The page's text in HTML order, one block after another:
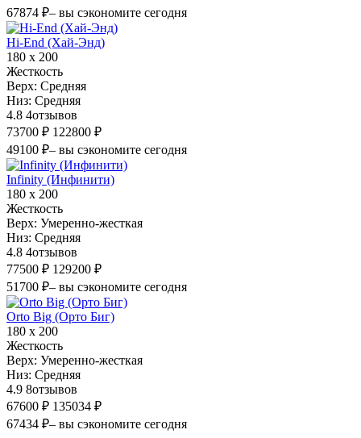
67874 ₽– вы сэкономите сегодня
Hi-End (Хай-Энд)
180 х 200
Жесткость
Верх: Средняя
Низ: Средняя
4.8 4отзывов
73700 ₽ 122800 ₽
49100 ₽– вы сэкономите сегодня
Infinity (Инфинити)
180 х 200
Жесткость
Верх: Умеренно-жесткая
Низ: Средняя
4.8 4отзывов
77500 ₽ 129200 ₽
51700 ₽– вы сэкономите сегодня
Orto Big (Орто Биг)
180 х 200
Жесткость
Верх: Умеренно-жесткая
Низ: Средняя
4.9 8отзывов
67600 ₽ 135034 ₽
67434 ₽– вы сэкономите сегодня